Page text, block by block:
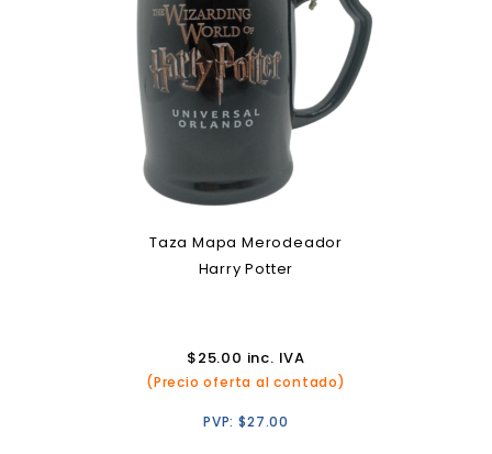
Taza Mapa Merodeador
Harry Potter
$25.00 inc. IVA
(Precio oferta al contado)
PVP:$27.00